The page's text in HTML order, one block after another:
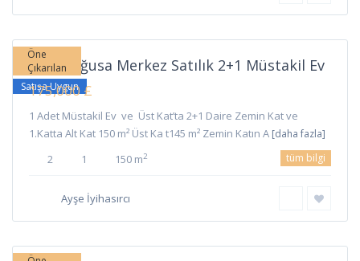
Öne
Çıkarılan
Satışa Uygun
Gazimağusa Merkez Satılık 2+1 Müstakil Ev
175,000 £
1 Adet Müstakil Ev ve Üst Kat’ta 2+1 Daire Zemin Kat ve
1.Katta Alt Kat 150 m² Üst Ka t145 m² Zemin Katın A [daha fazla]
2 1 150 m2 tüm bilgi
Ayşe İyihasırcı